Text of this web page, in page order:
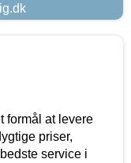
formål at levere
priser,
service i